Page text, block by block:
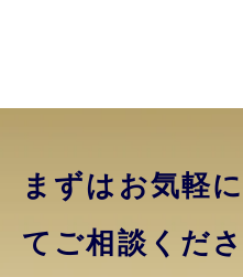
まずはお気軽
てご相談くだ